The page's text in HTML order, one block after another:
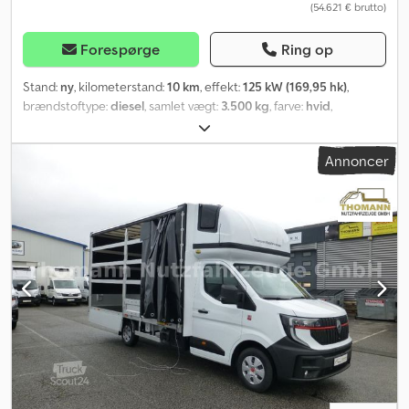
mulig. Levering på 3-4 uger. Kontakt os: AutoWardenga Irenäus
(54.621 € brutto)
Forespørge Ring op
Stand: ny, kilometerstand:10 km, effekt:125 kW (169,95 hk),
brændstoftype:diesel, samlet vægt: 3.500 kg, farve: hvid,
, antal sæder:3
længde af lastrum:4.850 mm, læsningsbredde:2.200 mm,
ABS, centrallås, elektronisk
, * Renault Master Ny model 2025! * Premium-opbygning
* Dieselpartikelfilter * Klimaanlæg * DAB-radio med Bluetooth *
OpenR Link 10'' multimediesystem * Navigationssystem (Google
Maps) * Apple Car Play * Android Auto * QI induktiv opladeplade *
Parkeringssensor bag * Træthedsadvarselsystem til føreren *
Lyssensor * Regnsensor * Vognbaneassistent *
Nødbremseassistent * ABS, ESP * 80 liters tankkapacitet * Ekstra
lange og elektrisk justerbare sidespejle * Boardcomputer *
Start/Stop-funktion * Stænklapper * Dieselpartikelfilter (EURO
6E) * Føreriairbag * Multifunktionsrat * Servostyring * Kopholder
* Fuldt reservehjul * Brandslukker * El-rudehejs * Boardcomputer
Annoncer